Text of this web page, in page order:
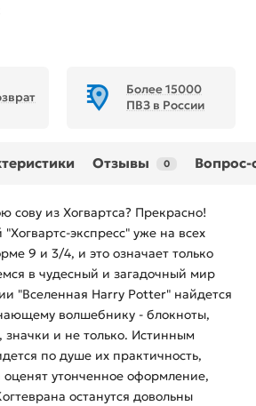
Более 15000
ПВЗ в России
Отзывы 0 Вопрос-
сову из Хогвартса? Прекрасно!
экспресс" уже на всех
9 и 3/4, и это означает только
в чудесный и загадочный мир
"Вселенная Harry Potter" найдется
волшебнику - блокноты,
значки и не только. Истинным
по душе их практичность,
оценят утонченное оформление,
останутся довольны